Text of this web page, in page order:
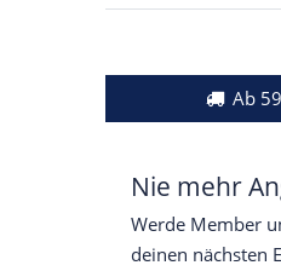
Ab
Nie mehr
Werde Member
deinen nächsten